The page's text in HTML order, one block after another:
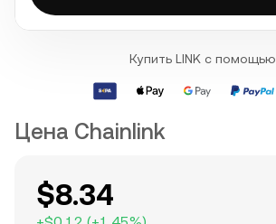
Купить LINK с помощью
Цена Chainlink
$8.34